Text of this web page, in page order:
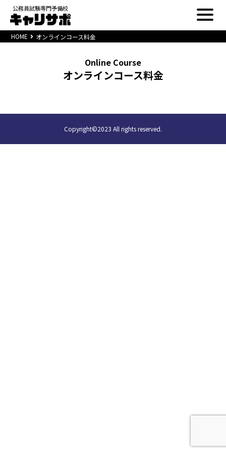
公務員試験専門予備校
HOME オンラインコース料金
Online Course
オンラインコース料金
Copyright©2023 All rights reserved.